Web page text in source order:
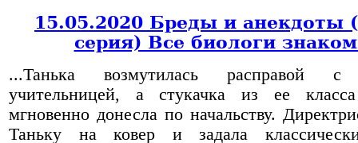
15.05.2020 Бреды и анекдоты
серия) Все биологи
...Танька возмутилась расправой
учительницей, а стукачка из ее
мгновенно донесла по начальству.
Таньку на ковер и задала